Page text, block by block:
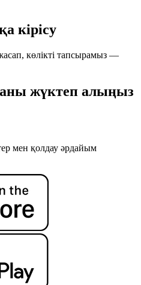
кірісу
көлікті тапсырамыз —
жүктеп алыңыз
мен қолдау әрдайым